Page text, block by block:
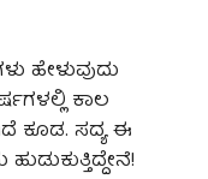
ಹೇಳುವುದು
ಕಾಲ
ಕೂಡ. ಸದ್ಯ ಈ